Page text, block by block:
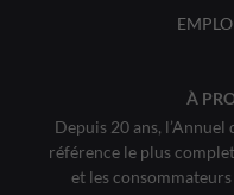
À
Depuis 20 ans,
référence le plus
et les